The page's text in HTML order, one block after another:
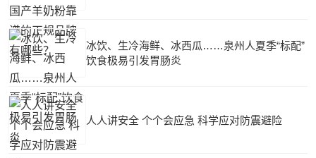
冰饮、生冷海鲜、冰西瓜……泉州人夏季“标配”
饮食极易引发胃肠炎
人人讲安全 个个会应急 科学应对防震避险